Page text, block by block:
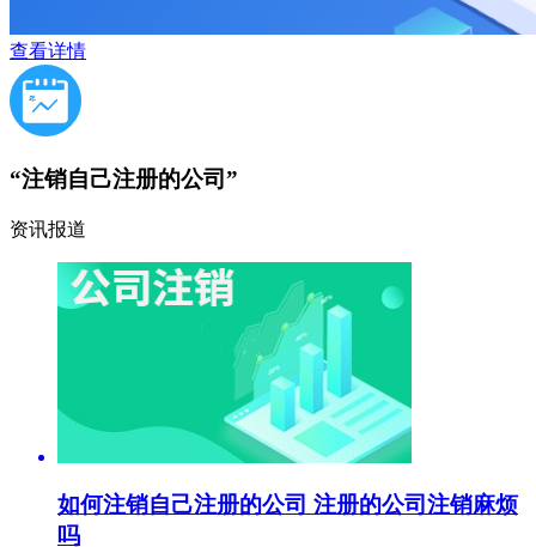
查看详情
“注销自己注册的公司”
资讯报道
如何注销自己注册的公司 注册的公司注销麻烦
吗